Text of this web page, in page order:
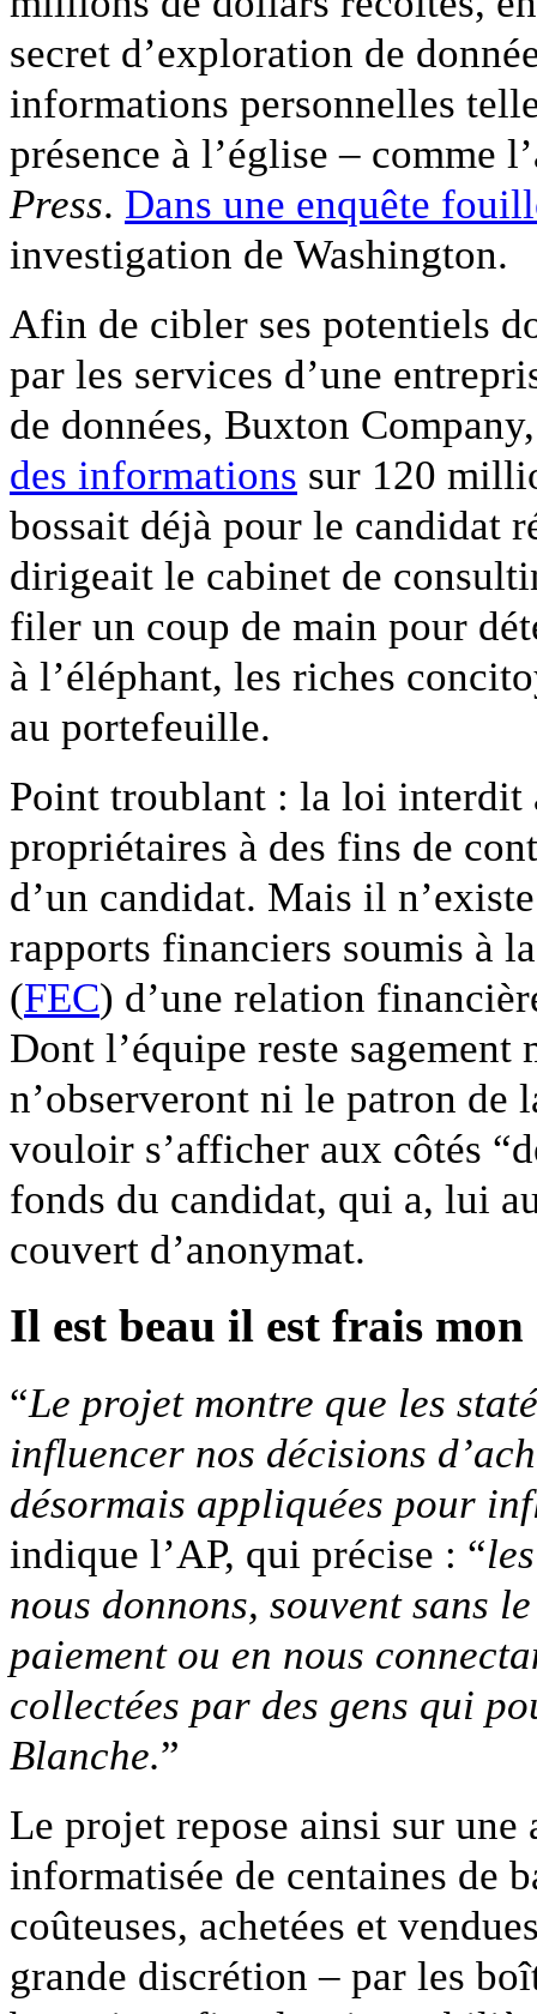
secret d’exploration de
informations personnelles
présence à l’église – comme
Press. Dans une enquête
investigation de Washington.
Afin de cibler ses potentiels
par les services d’une
de données, Buxton
des informations sur 120
bossait déjà pour le candidat
dirigeait le cabinet de
filer un coup de main pour
à l’éléphant, les riches
au portefeuille.
Point troublant : la loi interdit
propriétaires à des fins de
d’un candidat. Mais il
rapports financiers soumis à
(FEC) d’une relation
Dont l’équipe reste
n’observeront ni le patron de
vouloir s’afficher aux côtés
fonds du candidat, qui a, lui
couvert d’anonymat.
Il est beau il est frais
“Le projet montre que les
influencer nos décisions
désormais appliquées pour
indique l’AP, qui précise : “
nous donnons, souvent sans
paiement ou en nous
collectées par des gens qui
Blanche.”
Le projet repose ainsi sur une
informatisée de centaines de
coûteuses, achetées et
grande discrétion – par les